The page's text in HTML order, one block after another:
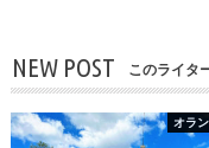
NEW POST このライタ
オラ